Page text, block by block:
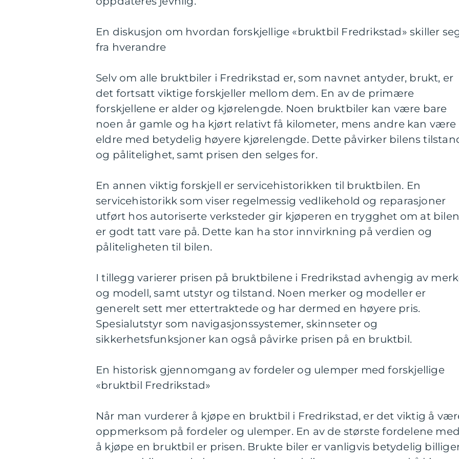
En diskusjon om hvordan forskjellige «bruktbil Fredrikstad» skiller
fra hverandre
Selv om alle bruktbiler i Fredrikstad er, som navnet antyder, brukt, er
det fortsatt viktige forskjeller mellom dem. En av de primære
forskjellene er alder og kjørelengde. Noen bruktbiler kan være bare
noen år gamle og ha kjørt relativt få kilometer, mens andre kan være
eldre med betydelig høyere kjørelengde. Dette påvirker bilens
og pålitelighet, samt prisen den selges for.
En annen viktig forskjell er servicehistorikken til bruktbilen. En
servicehistorikk som viser regelmessig vedlikehold og reparasjoner
utført hos autoriserte verksteder gir kjøperen en trygghet om at bilen
er godt tatt vare på. Dette kan ha stor innvirkning på verdien og
påliteligheten til bilen.
I tillegg varierer prisen på bruktbilene i Fredrikstad avhengig av
og modell, samt utstyr og tilstand. Noen merker og modeller er
generelt sett mer ettertraktede og har dermed en høyere pris.
Spesialutstyr som navigasjonssystemer, skinnseter og
sikkerhetsfunksjoner kan også påvirke prisen på en bruktbil.
En historisk gjennomgang av fordeler og ulemper med forskjellige
«bruktbil Fredrikstad»
Når man vurderer å kjøpe en bruktbil i Fredrikstad, er det viktig å
oppmerksom på fordeler og ulemper. En av de største fordelene med
å kjøpe en bruktbil er prisen. Brukte biler er vanligvis betydelig